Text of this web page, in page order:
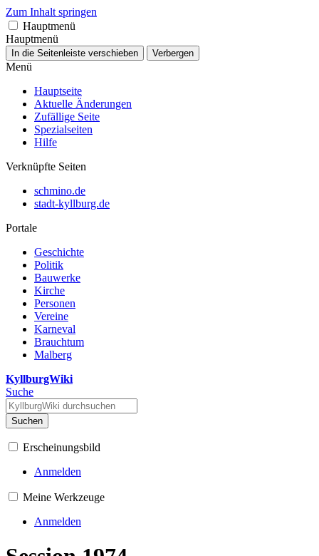
Zum Inhalt springen
Hauptmenü
Hauptmenü
In die Seitenleiste verschieben Verbergen
Menü
Hauptseite
Aktuelle Änderungen
Zufällige Seite
Spezialseiten
Hilfe
Verknüpfte Seiten
schmino.de
stadt-kyllburg.de
Portale
Geschichte
Politik
Bauwerke
Kirche
Personen
Vereine
Karneval
Brauchtum
Malberg
KyllburgWiki
Suche
Suchen
Erscheinungsbild
Anmelden
Meine Werkzeuge
Anmelden